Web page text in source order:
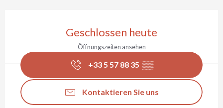
Geschlossen heute
Öffnungszeiten ansehen
+33 5 57 88 35 ▒▒
Kontaktieren Sie uns